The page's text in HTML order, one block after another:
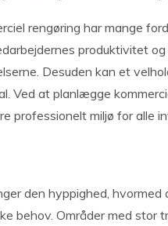
rengøring har mange
produktivitet
Desuden kan et
Ved at planlægge
professionelt miljø for alle
den hyppighed, hvormed
behov. Områder med stor